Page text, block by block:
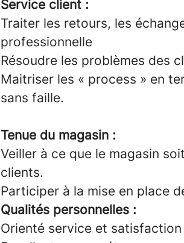
Service client :
Traiter les retours, les
professionnelle
Résoudre les problèmes des
Maitriser les « process » en
sans faille.
Tenue du magasin :
Veiller à ce que le magasin
clients.
Participer à la mise en place
Qualités personnelles :
Orienté service et